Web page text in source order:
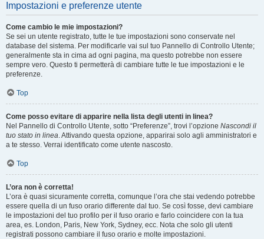
Impostazioni e preferenze utente
Come cambio le mie impostazioni?
Se sei un utente registrato, tutte le tue impostazioni sono conservate nel
database del sistema. Per modificarle vai sul tuo Pannello di Controllo Utente;
generalmente sta in cima ad ogni pagina, ma questo potrebbe non essere
sempre vero. Questo ti permetterà di cambiare tutte le tue impostazioni e le
preferenze.
Top
Come posso evitare di apparire nella lista degli utenti in linea?
Nel Pannello di Controllo Utente, sotto “Preferenze”, trovi l’opzione Nascondi il
tuo stato in linea. Attivando questa opzione, apparirai solo agli amministratori e
a te stesso. Verrai identificato come utente nascosto.
Top
L’ora non è corretta!
L’ora è quasi sicuramente corretta, comunque l’ora che stai vedendo potrebbe
essere quella di un fuso orario differente dal tuo. Se così fosse, devi cambiare
le impostazioni del tuo profilo per il fuso orario e farlo coincidere con la tua
area, es. London, Paris, New York, Sydney, ecc. Nota che solo gli utenti
registrati possono cambiare il fuso orario e molte impostazioni.